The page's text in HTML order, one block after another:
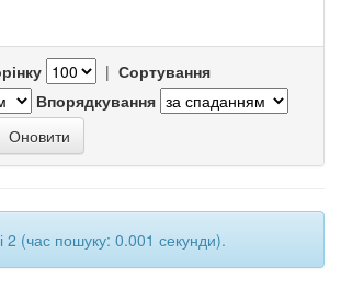
| Сортування
Впорядкування
2 (час пошуку: 0.001 секунди).